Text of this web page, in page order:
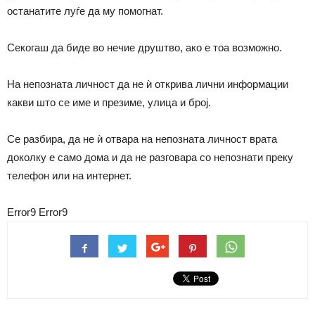
останатите луѓе да му помогнат.
Секогаш да биде во нечие друштво, ако е тоа возможно.
На непозната личност да не ѝ открива лични информации
какви што се име и презиме, улица и број.
Се разбира, да не ѝ отвара на непозната личност врата
доколку е само дома и да не разговара со непознати преку
телефон или на интернет.
Error9 Error9